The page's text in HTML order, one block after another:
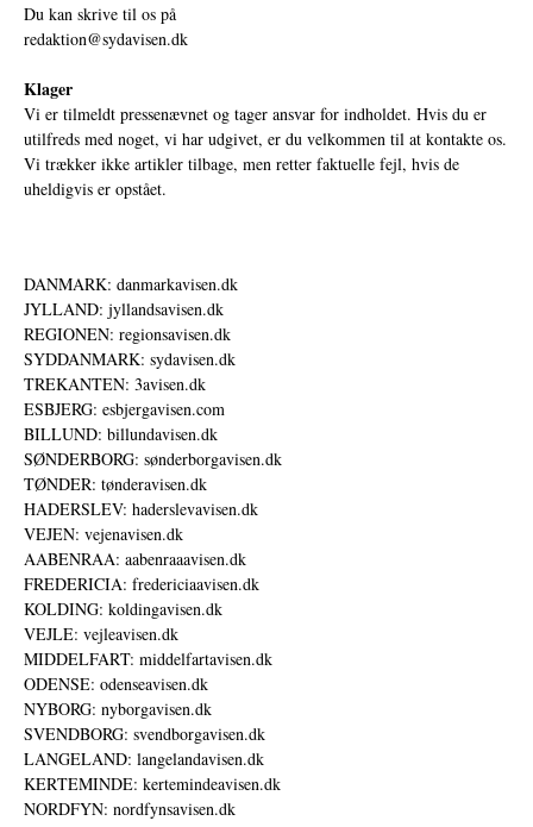
Du kan skrive til os på
redaktion@sydavisen.dk
Klager
Vi er tilmeldt pressenævnet og tager ansvar for indholdet. Hvis du er
utilfreds med noget, vi har udgivet, er du velkommen til at kontakte os.
Vi trækker ikke artikler tilbage, men retter faktuelle fejl, hvis de
uheldigvis er opstået.
DANMARK: danmarkavisen.dk
JYLLAND: jyllandsavisen.dk
REGIONEN: regionsavisen.dk
SYDDANMARK: sydavisen.dk
TREKANTEN: 3avisen.dk
ESBJERG: esbjergavisen.com
BILLUND: billundavisen.dk
SØNDERBORG: sønderborgavisen.dk
TØNDER: tønderavisen.dk
HADERSLEV: haderslevavisen.dk
VEJEN: vejenavisen.dk
AABENRAA: aabenraaavisen.dk
FREDERICIA: fredericiaavisen.dk
KOLDING: koldingavisen.dk
VEJLE: vejleavisen.dk
MIDDELFART: middelfartavisen.dk
ODENSE: odenseavisen.dk
NYBORG: nyborgavisen.dk
SVENDBORG: svendborgavisen.dk
LANGELAND: langelandavisen.dk
KERTEMINDE: kertemindeavisen.dk
NORDFYN: nordfynsavisen.dk